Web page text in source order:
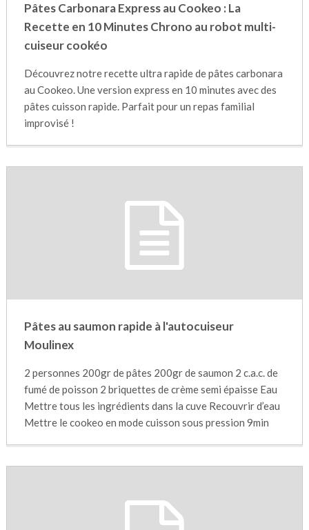
Pâtes Carbonara Express au Cookeo : La
Recette en 10 Minutes Chrono au robot multi-
cuiseur cookéo
Découvrez notre recette ultra rapide de pâtes carbonara
au Cookeo. Une version express en 10 minutes avec des
pâtes cuisson rapide. Parfait pour un repas familial
improvisé !
Pâtes au saumon rapide à l'autocuiseur
Moulinex
2 personnes 200gr de pâtes 200gr de saumon 2 c.a.c. de
fumé de poisson 2 briquettes de crème semi épaisse Eau
Mettre tous les ingrédients dans la cuve Recouvrir d’eau
Mettre le cookeo en mode cuisson sous pression 9min